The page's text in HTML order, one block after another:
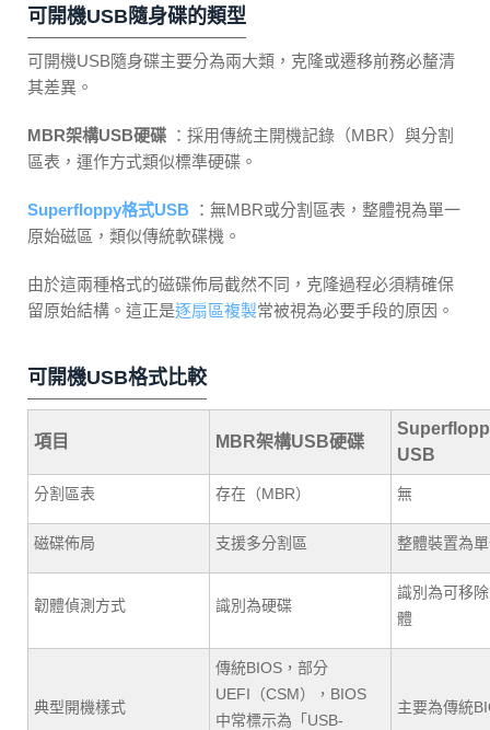
可開機USB隨身碟的類型
可開機USB隨身碟主要分為兩大類，克隆或遷移前務必釐清
其差異。
MBR架構USB硬碟 ：採用傳統主開機記錄（MBR）與分割
區表，運作方式類似標準硬碟。
Superfloppy格式USB ：無MBR或分割區表，整體視為單一
原始磁區，類似傳統軟碟機。
由於這兩種格式的磁碟佈局截然不同，克隆過程必須精確保
留原始結構。這正是逐扇區複製常被視為必要手段的原因。
可開機USB格式比較
項目 MBR架構USB硬碟
USB
分割區表 存在（MBR） 無
磁碟佈局 支援多分割區 整體裝置為
韌體偵測方式 識別為硬碟
識別為可移
體
典型開機樣式
傳統BIOS，部分
UEFI（CSM），BIOS
中常標示為「USB-
主要為傳統